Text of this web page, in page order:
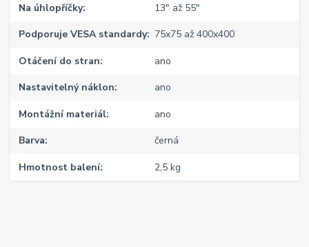
Na úhlopříčky 13" až 55"
Podporuje VESA standardy 75x75 až 400x400
Otáčení do stran ano
Nastavitelný náklon ano
Montážní materiál ano
Barva černá
Hmotnost balení 2,5 kg